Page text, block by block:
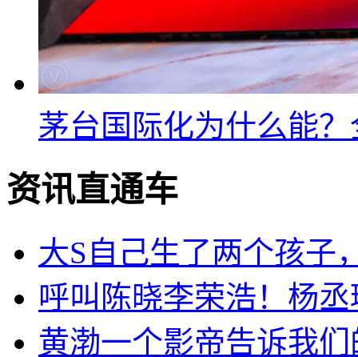
茅台国际化为什么能？
资讯直通车
大S自己生了两个孩子
呼叫陈晓李荣浩！杨
黄渤一个影帝告诉我